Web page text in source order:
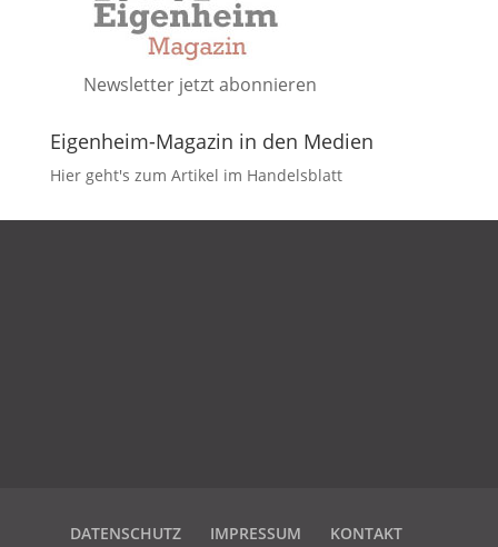
Newsletter jetzt abonnieren
Eigenheim-Magazin in den Medien
Hier geht's zum Artikel im Handelsblatt
DATENSCHUTZ
DATENSCHUTZ IMPRESSUM KONTAKT